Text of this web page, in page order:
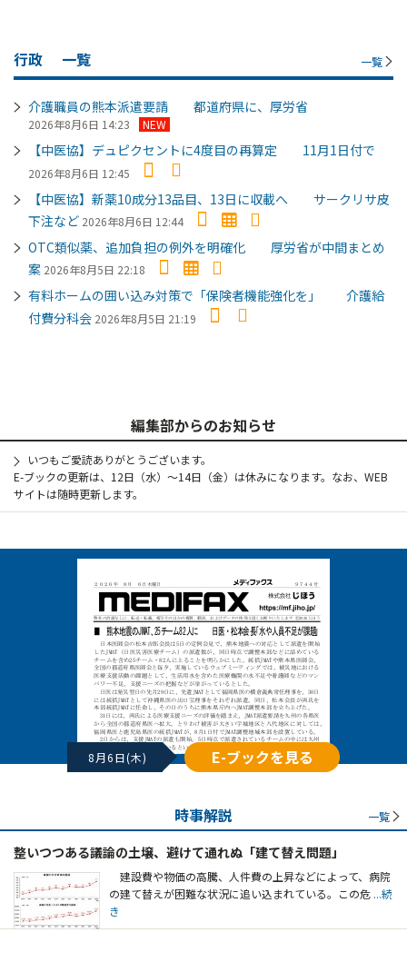
行政 一覧 一覧
介護職員の熊本派遣要請 都道府県に、厚労省
2026年8月6日 14:23 NEW
【中医協】デュピクセントに4度目の再算定 11月1日付で
2026年8月6日 12:45
【中医協】新薬10成分13品目、13日に収載へ サークリサ皮
下注など 2026年8月6日 12:44
OTC類似薬、追加負担の例外を明確化 厚労省が中間まとめ
案 2026年8月5日 22:18
有料ホームの囲い込み対策で「保険者機能強化を」 介護給
付費分科会 2026年8月5日 21:19
編集部からのお知らせ
いつもご愛読ありがとうございます。
E-ブックの更新は、12日（水）～14日（金）は休みになります。なお、WEB
サイトは随時更新します。
8月6日(木) E-ブックを見る
時事解説 一覧
整いつつある議論の土壌、避けて通れぬ「建て替え問題」
建設費や物価の高騰、人件費の上昇などによって、病院
の建て替えが困難な状況に追い込まれている。この危 ...続
き